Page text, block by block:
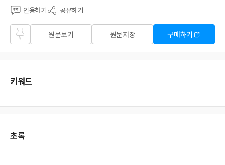
인용하기 공유하기
즐겨
찾기
원문보기 원문저장 구매하기
키워드
초록